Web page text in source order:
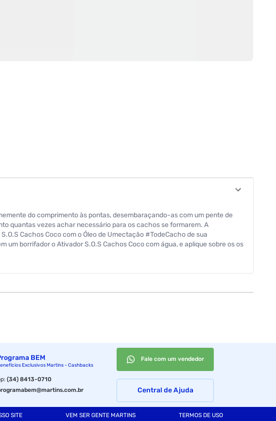
do comprimento às pontas, desembaraçando-as com um pente de
quantas vezes achar necessário para os cachos se formarem. A
Cachos Coco com o Óleo de Umectação #TodeCacho de sua
borrifador o Ativador S.O.S Cachos Coco com água, e aplique sobre os os
BEM
Exclusivos Martins - Cashbacks
:(34) 8413-0710
Fale com um vendedor
Central de Ajuda
SITE VEM SER GENTE MARTINS TERMOS DE USO